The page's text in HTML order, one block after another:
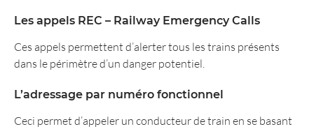
Les appels REC – Railway Emergency Calls
Ces appels permettent d’alerter tous les trains présents
dans le périmètre d’un danger potentiel.
L’adressage par numéro fonctionnel
Ceci permet d’appeler un conducteur de train en se basant